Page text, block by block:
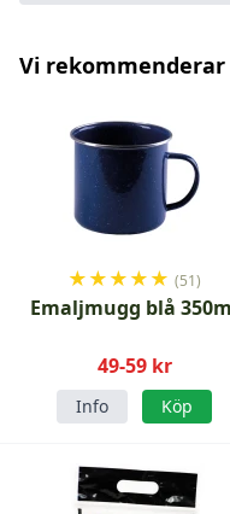
Vi rekommenderar
★★★★★ (51)
Emaljmugg blå
49-59 kr
Info Köp